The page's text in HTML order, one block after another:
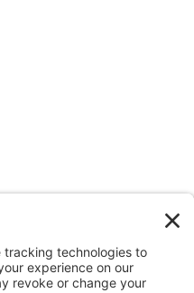
de Chicago y obtuvo
con especialización
Estatal de Illinois en